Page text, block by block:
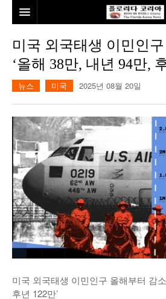
본사소개
뉴스
미국
발행인칼럼
김명열칼럼
이명덕칼럼
김선옥칼럼
김원동칼럼
건강
본보특집
100인선/독자광장
100인선
독자광장
여행
인근여행지
놀이공원
낚시/비치
인터뷰/탐방
미국 외국태생 이민인
‘올해 38만, 내년 94만,
뉴스 미국 2025년 08월 20일
미국 외국태생 이민인구 올해부터 감
후년 122만’